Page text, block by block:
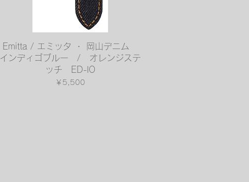
クイックビュー
Emitta / エミッタ ・ 岡山デニム
インディゴブルー / オレンジステ
ッチ ED-IO
価格
￥5,500